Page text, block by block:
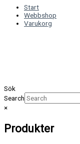
Start
Webbshop
Varukorg
Sök
Search
×
Produkter